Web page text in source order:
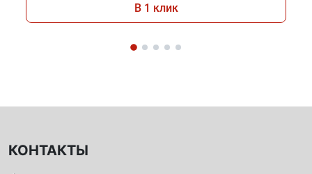
В 1 клик
КОНТАКТЫ